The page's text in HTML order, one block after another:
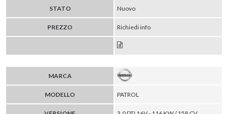
STATO Nuovo
PREZZO Richiedi info
MARCA
MODELLO PATROL